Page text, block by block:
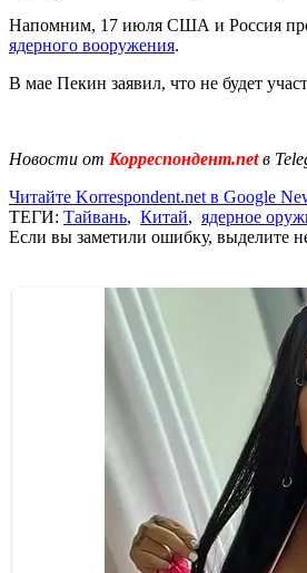
Напомним, 17 июля США и Россия
ядерного вооружения.
В мае Пекин заявил, что не будет
Новости от Корреспондент.netв
Читайте Korrespondent.net в Google
ТЕГИ: Тайвань, Китай, ядерное
Если вы заметили ошибку, выделите